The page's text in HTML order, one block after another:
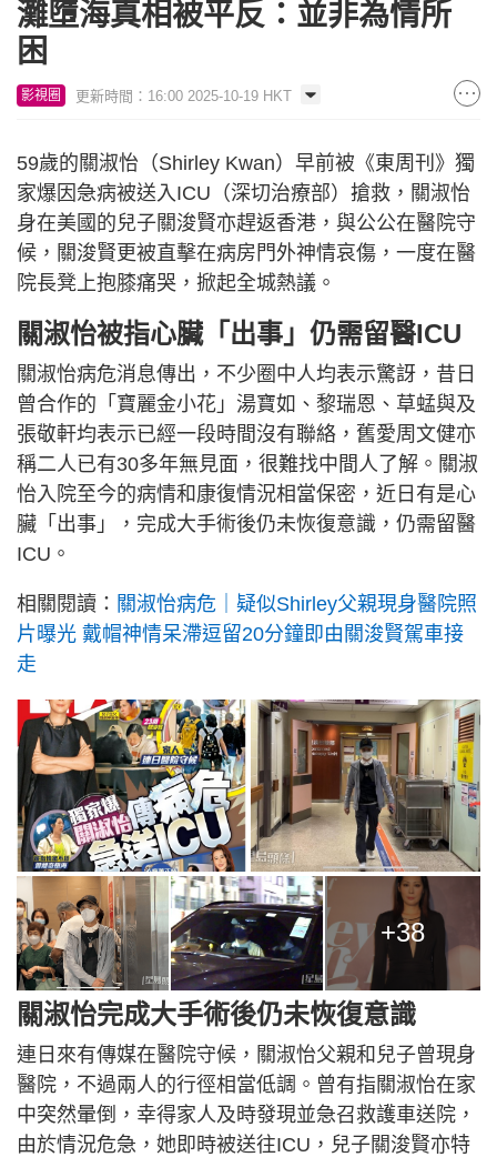
灘墮海真相被平反：並非為情所
困
影視圈 更新時間：16:00 2025-10-19 HKT
59歲的關淑怡（Shirley Kwan）早前被《東周刊》獨
家爆因急病被送入ICU（深切治療部）搶救，關淑怡
身在美國的兒子關浚賢亦趕返香港，與公公在醫院守
候，關浚賢更被直擊在病房門外神情哀傷，一度在醫
院長凳上抱膝痛哭，掀起全城熱議。
關淑怡被指心臟「出事」仍需留醫ICU
關淑怡病危消息傳出，不少圈中人均表示驚訝，昔日
曾合作的「寶麗金小花」湯寶如、黎瑞恩、草蜢與及
張敬軒均表示已經一段時間沒有聯絡，舊愛周文健亦
稱二人已有30多年無見面，很難找中間人了解。關淑
怡入院至今的病情和康復情況相當保密，近日有是心
臟「出事」，完成大手術後仍未恢復意識，仍需留醫
ICU。
相關閱讀： 關淑怡病危｜疑似Shirley父親現身醫院照
片曝光 戴帽神情呆滯逗留20分鐘即由關浚賢駕車接
走
+38
關淑怡完成大手術後仍未恢復意識
連日來有傳媒在醫院守候，關淑怡父親和兒子曾現身
醫院，不過兩人的行徑相當低調。曾有指關淑怡在家
中突然暈倒，幸得家人及時發現並急召救護車送院，
由於情況危急，她即時被送往ICU，兒子關浚賢亦特